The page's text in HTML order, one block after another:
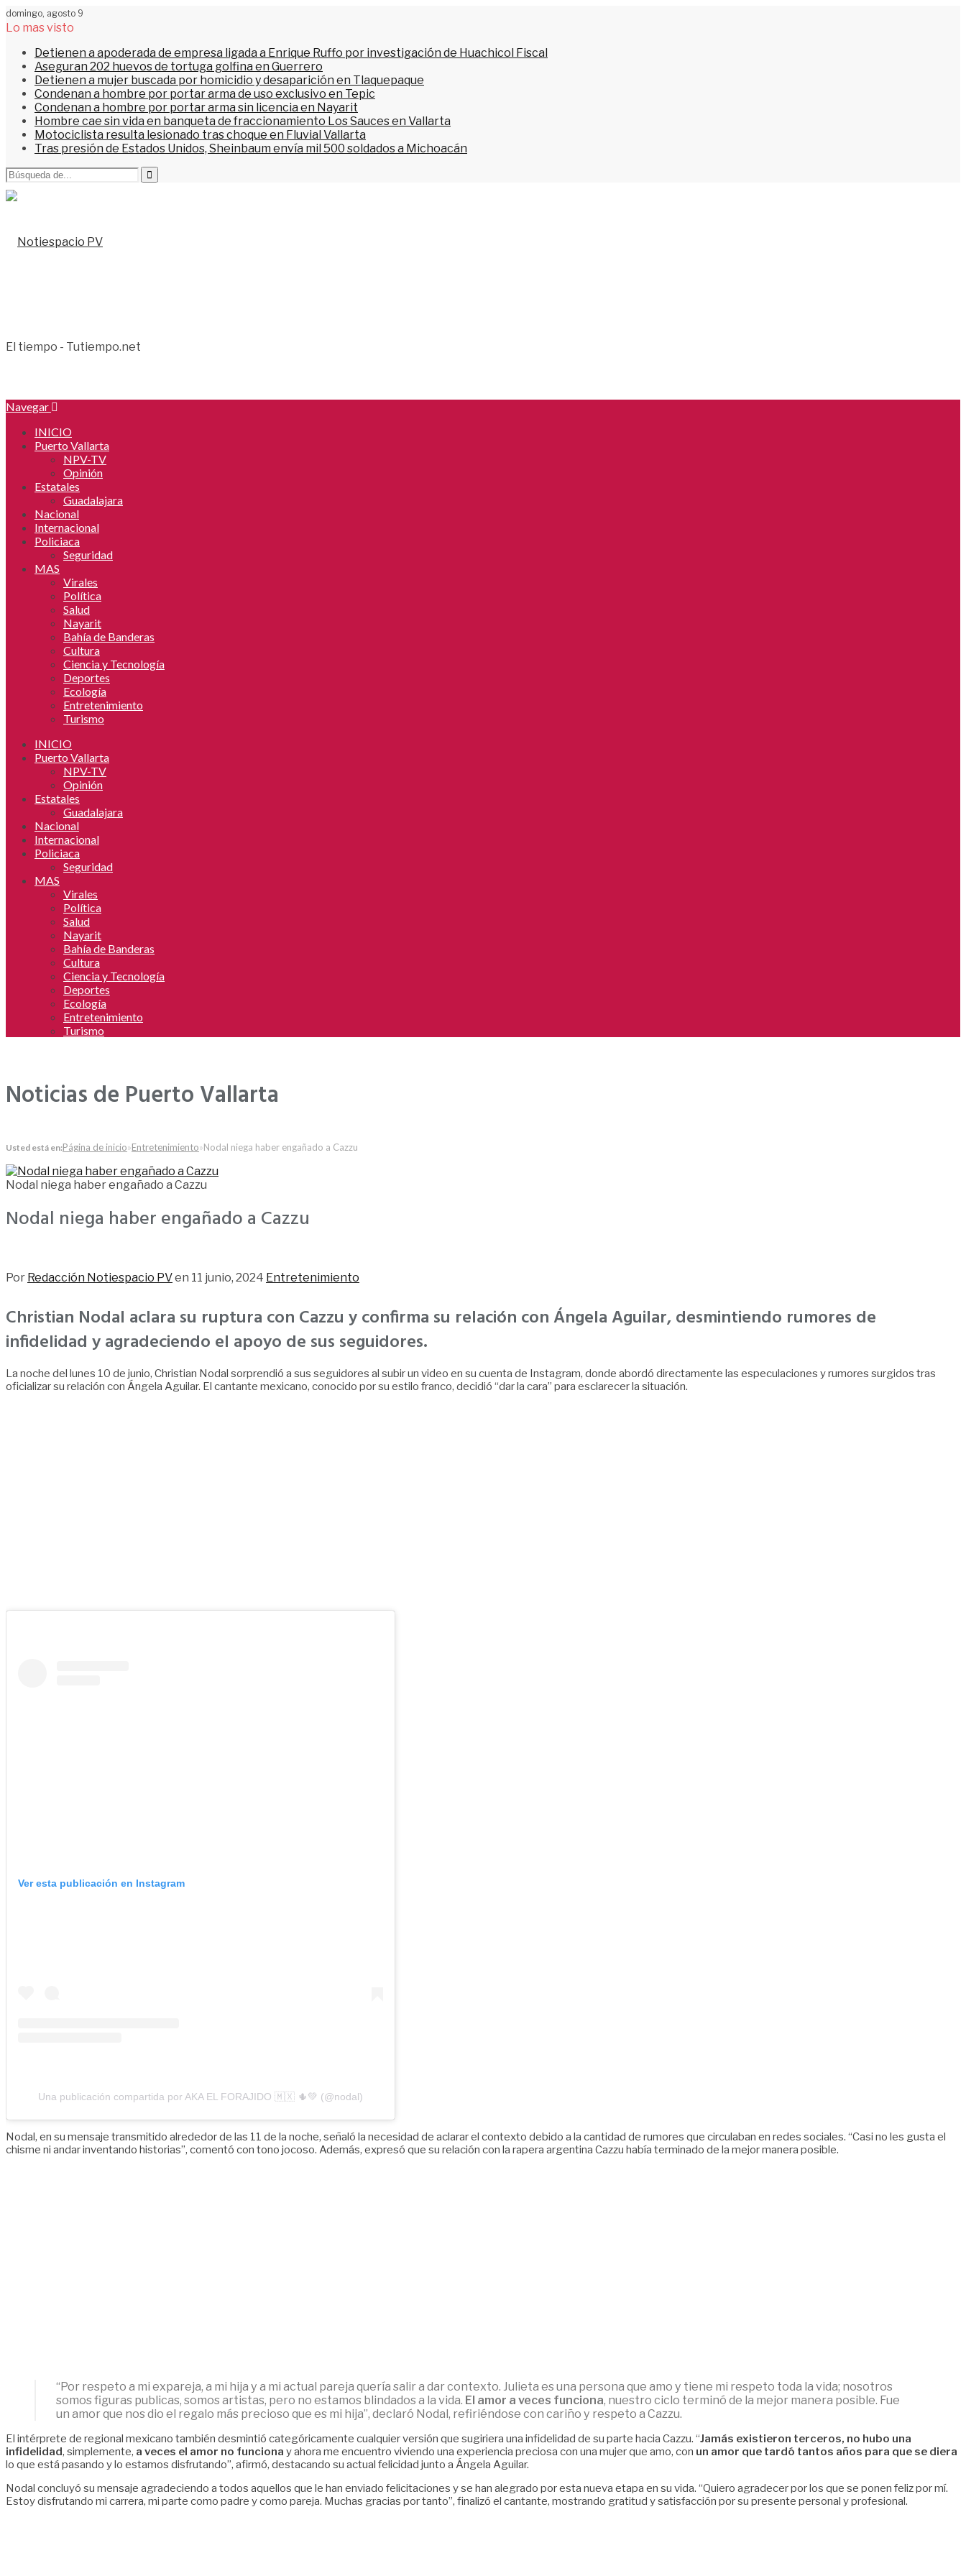
domingo, agosto 9
Lo mas visto
Detienen a apoderada de empresa ligada a Enrique Ruffo por investigación de Huachicol Fiscal
Aseguran 202 huevos de tortuga golfina en Guerrero
Detienen a mujer buscada por homicidio y desaparición en Tlaquepaque
Condenan a hombre por portar arma de uso exclusivo en Tepic
Condenan a hombre por portar arma sin licencia en Nayarit
Hombre cae sin vida en banqueta de fraccionamiento Los Sauces en Vallarta
Motociclista resulta lesionado tras choque en Fluvial Vallarta
Tras presión de Estados Unidos, Sheinbaum envía mil 500 soldados a Michoacán
El tiempo - Tutiempo.net
Navegar
INICIO
Puerto Vallarta
NPV-TV
Opinión
Estatales
Guadalajara
Nacional
Internacional
Policiaca
Seguridad
MAS
Virales
Política
Salud
Nayarit
Bahía de Banderas
Cultura
Ciencia y Tecnología
Deportes
Ecología
Entretenimiento
Turismo
INICIO
Puerto Vallarta
NPV-TV
Opinión
Estatales
Guadalajara
Nacional
Internacional
Policiaca
Seguridad
MAS
Virales
Política
Salud
Nayarit
Bahía de Banderas
Cultura
Ciencia y Tecnología
Deportes
Ecología
Entretenimiento
Turismo
Noticias de Puerto Vallarta
Usted está en:Página de inicio»Entretenimiento»Nodal niega haber engañado a Cazzu
Nodal niega haber engañado a Cazzu
Nodal niega haber engañado a Cazzu
Por Redacción Notiespacio PVen 11 junio, 2024 Entretenimiento
Christian Nodal aclara su ruptura con Cazzu y confirma su relación con Ángela Aguilar, desmintiendo rumores de
infidelidad y agradeciendo el apoyo de sus seguidores.
La noche del lunes 10 de junio, Christian Nodal sorprendió a sus seguidores al subir un video en su cuenta de Instagram, donde abordó directamente las especulaciones y rumores surgidos tras
oficializar su relación con Ángela Aguilar. El cantante mexicano, conocido por su estilo franco, decidió “dar la cara” para esclarecer la situación.
Ver esta publicación en Instagram
Una publicación compartida por AKA EL FORAJIDO 🇲🇽 🌵💚 (@nodal)
Nodal, en su mensaje transmitido alrededor de las 11 de la noche, señaló la necesidad de aclarar el contexto debido a la cantidad de rumores que circulaban en redes sociales. “Casi no les gusta el
chisme ni andar inventando historias”, comentó con tono jocoso. Además, expresó que su relación con la rapera argentina Cazzu había terminado de la mejor manera posible.
“Por respeto a mi expareja, a mi hija y a mi actual pareja quería salir a dar contexto. Julieta es una persona que amo y tiene mi respeto toda la vida; nosotros
somos figuras publicas, somos artistas, pero no estamos blindados a la vida. El amor a veces funciona, nuestro ciclo terminó de la mejor manera posible. Fue
un amor que nos dio el regalo más precioso que es mi hija”, declaró Nodal, refiriéndose con cariño y respeto a Cazzu.
El intérprete de regional mexicano también desmintió categóricamente cualquier versión que sugiriera una infidelidad de su parte hacia Cazzu. “Jamás existieron terceros, no hubo una
infidelidad, simplemente, a veces el amor no funciona y ahora me encuentro viviendo una experiencia preciosa con una mujer que amo, con un amor que tardó tantos años para que se diera
lo que está pasando y lo estamos disfrutando”, afirmó, destacando su actual felicidad junto a Ángela Aguilar.
Nodal concluyó su mensaje agradeciendo a todos aquellos que le han enviado felicitaciones y se han alegrado por esta nueva etapa en su vida. “Quiero agradecer por los que se ponen feliz por mí.
Estoy disfrutando mi carrera, mi parte como padre y como pareja. Muchas gracias por tanto”, finalizó el cantante, mostrando gratitud y satisfacción por su presente personal y profesional.